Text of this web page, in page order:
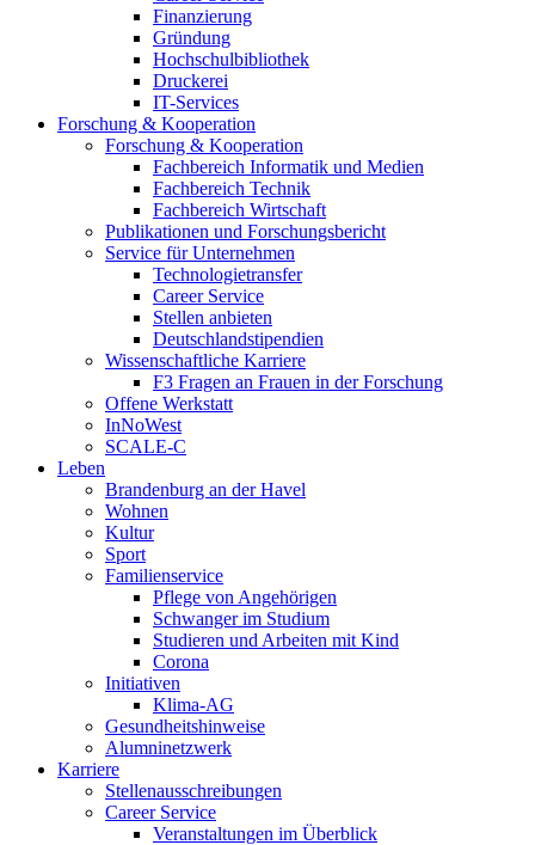
Finanzierung
Gründung
Hochschulbibliothek
Druckerei
IT-Services
Forschung & Kooperation
Forschung & Kooperation
Fachbereich Informatik und Medien
Fachbereich Technik
Fachbereich Wirtschaft
Publikationen und Forschungsbericht
Service für Unternehmen
Technologietransfer
Career Service
Stellen anbieten
Deutschlandstipendien
Wissenschaftliche Karriere
F3 Fragen an Frauen in der Forschung
Offene Werkstatt
InNoWest
SCALE-C
Leben
Brandenburg an der Havel
Wohnen
Kultur
Sport
Familienservice
Pflege von Angehörigen
Schwanger im Studium
Studieren und Arbeiten mit Kind
Corona
Initiativen
Klima-AG
Gesundheitshinweise
Alumninetzwerk
Karriere
Stellenausschreibungen
Career Service
Veranstaltungen im Überblick